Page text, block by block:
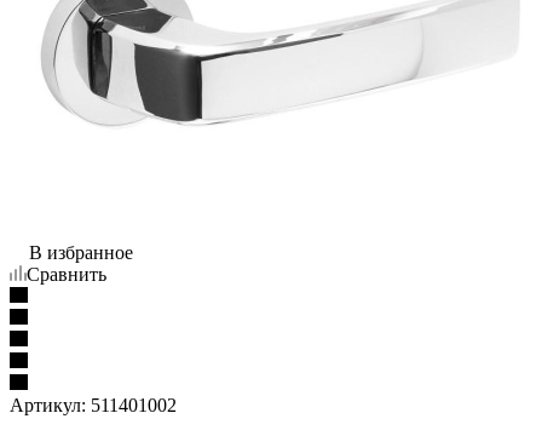
В избранное
Сравнить
Артикул: 511401002